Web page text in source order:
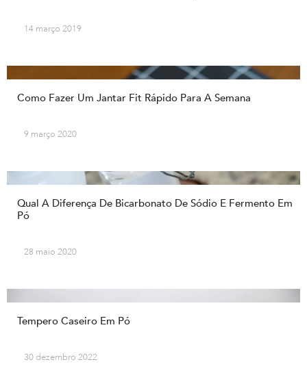
14 março 2019
Como Fazer Um Jantar Fit Rápido Para A Semana
9 março 2020
Qual A Diferença De Bicarbonato De Sódio E Fermento Em
Pó
28 maio 2020
Tempero Caseiro Em Pó
30 dezembro 2022